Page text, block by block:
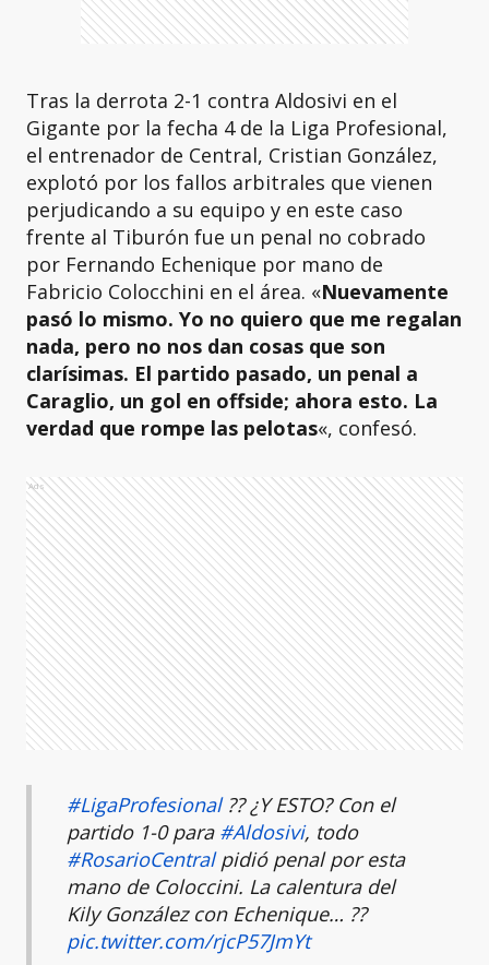
Tras la derrota 2-1 contra Aldosivi en el
Gigante por la fecha 4 de la Liga Profesional,
el entrenador de Central, Cristian González,
explotó por los fallos arbitrales que vienen
perjudicando a su equipo y en este caso
frente al Tiburón fue un penal no cobrado
por Fernando Echenique por mano de
Fabricio Colocchini en el área. «Nuevamente
pasó lo mismo. Yo no quiero que me regalan
nada, pero no nos dan cosas que son
clarísimas. El partido pasado, un penal a
Caraglio, un gol en offside; ahora esto. La
verdad que rompe las pelotas«, confesó.
Ads
#LigaProfesional?? ¿Y ESTO? Con el
partido 1-0 para #Aldosivi, todo
#RosarioCentralpidió penal por esta
mano de Coloccini. La calentura del
Kily González con Echenique… ??
pic.twitter.com/rjcP57JmYt